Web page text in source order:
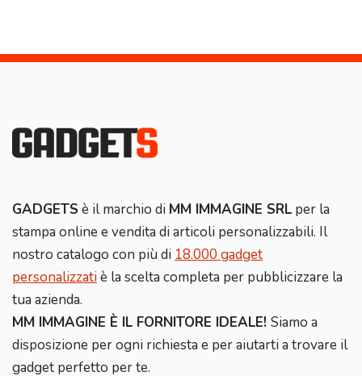
GADGETS è il marchio di MM IMMAGINE SRL per la
stampa online e vendita di articoli personalizzabili. Il
nostro catalogo con più di 18.000 gadget
personalizzatiè la scelta completa per pubblicizzare la
tua azienda.
MM IMMAGINE È IL FORNITORE IDEALE! Siamo a
disposizione per ogni richiesta e per aiutarti a trovare il
gadget perfetto per te.